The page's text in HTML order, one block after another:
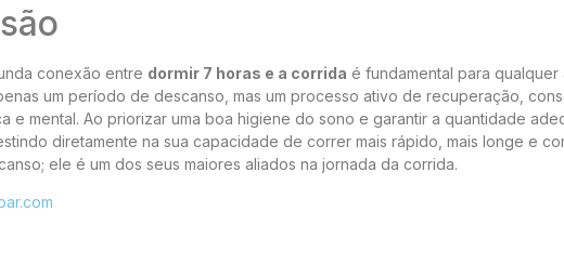
conexão entre dormir 7 horas e a corrida é fundamental para
um período de descanso, mas um processo ativo de recuperação,
e mental. Ao priorizar uma boa higiene do sono e garantir a quantidade
diretamente na sua capacidade de correr mais rápido, mais longe e
ele é um dos seus maiores aliados na jornada da corrida.